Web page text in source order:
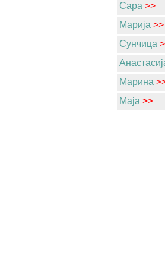
Сара >>
Марија >>
Сунчица
Марина
Маја >>